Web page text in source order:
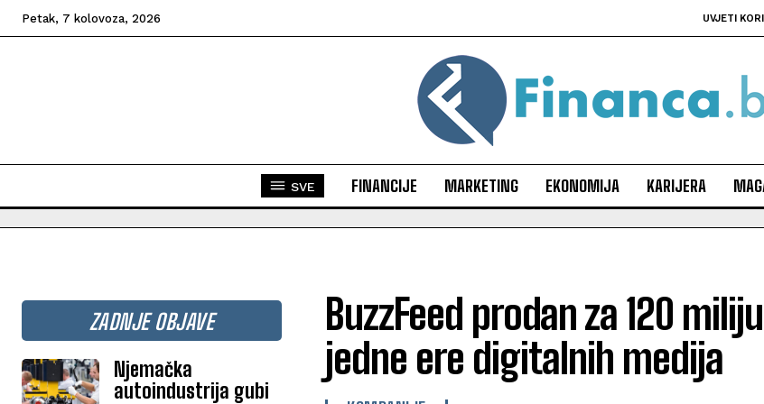
Petak, 7 kolovoza, 2026 UVJETI
SVE FINANCIJE MARKETING EKONOMIJA KARIJERA
ZADNJE OBJAVE
Njemačka
autoindustrija gubi
BuzzFeed prodan za 120
jedne ere digitalnih medija